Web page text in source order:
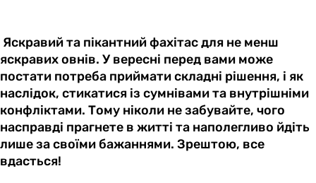
Яскравий та пікантний фахітас для не менш
яскравих овнів. У вересні перед вами може
постати потреба приймати складні рішення, і як
наслідок, стикатися із сумнівами та внутрішніми
конфліктами. Тому ніколи не забувайте, чого
насправді прагнете в житті та наполегливо йдіть
лише за своїми бажаннями. Зрештою, все
вдасться!